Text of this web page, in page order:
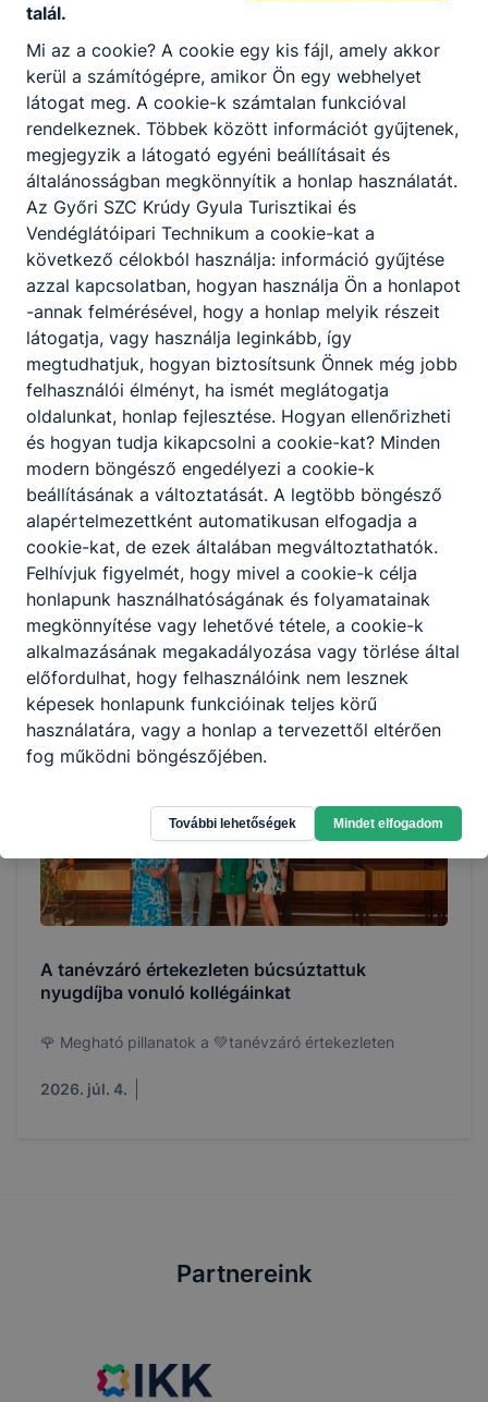
Felnőttek szakmai oktatása
Jelentkezz a Krúdyba!
2026. aug. 30.
Krúdys gólyatábor
Idén új helyszínen, a Győrújbaráti Gyermektáborban
vártuk frissen beiratkozott 9-es diákjainkat a 💚krúdys
gólyatáborba.
2026. júl. 8.
A tanévzáró értekezleten búcsúztattuk
nyugdíjba vonuló kollégáinkat
🌹 Megható pillanatok a 💚tanévzáró értekezleten
2026. júl. 4.
Partnereink
talál.
Mi az a cookie? A cookie egy kis fájl, amely akkor
kerül a számítógépre, amikor Ön egy webhelyet
látogat meg. A cookie-k számtalan funkcióval
rendelkeznek. Többek között információt gyűjtenek,
megjegyzik a látogató egyéni beállításait és
általánosságban megkönnyítik a honlap használatát.
Az Győri SZC Krúdy Gyula Turisztikai és
Vendéglátóipari Technikum a cookie-kat a
következő célokból használja: információ gyűjtése
azzal kapcsolatban, hogyan használja Ön a honlapot
-annak felmérésével, hogy a honlap melyik részeit
látogatja, vagy használja leginkább, így
megtudhatjuk, hogyan biztosítsunk Önnek még jobb
felhasználói élményt, ha ismét meglátogatja
oldalunkat, honlap fejlesztése. Hogyan ellenőrizheti
és hogyan tudja kikapcsolni a cookie-kat? Minden
modern böngésző engedélyezi a cookie-k
beállításának a változtatását. A legtöbb böngésző
alapértelmezettként automatikusan elfogadja a
cookie-kat, de ezek általában megváltoztathatók.
Felhívjuk figyelmét, hogy mivel a cookie-k célja
honlapunk használhatóságának és folyamatainak
megkönnyítése vagy lehetővé tétele, a cookie-k
alkalmazásának megakadályozása vagy törlése által
előfordulhat, hogy felhasználóink nem lesznek
képesek honlapunk funkcióinak teljes körű
használatára, vagy a honlap a tervezettől eltérően
fog működni böngészőjében.
További lehetőségek Mindet elfogadom